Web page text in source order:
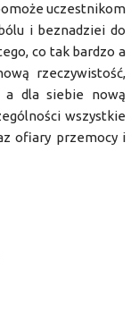
uczestnikom
i beznadziei do
co tak bardzo a
rzeczywistość,
a dla siebie nową
wszystkie
ofiary przemocy i